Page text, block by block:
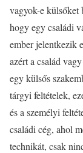
vagyok-e külsőket
hogy egy családi
ember jelentkezik
azért a család
egy külsős
tárgyi feltételek,
és a személyi
családi cég, ahol
technikát, csak